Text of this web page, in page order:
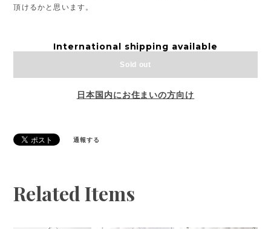
頂けるかと思います。
International shipping available
Sold out
日本国内にお住まいの方向け
通報する
Related Items